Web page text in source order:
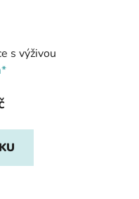
s výživou